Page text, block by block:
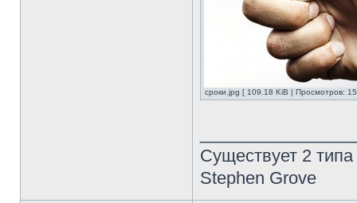
сроки.jpg [ 109.18 KiB | Просмотров:
Существует 2
Stephen Grove